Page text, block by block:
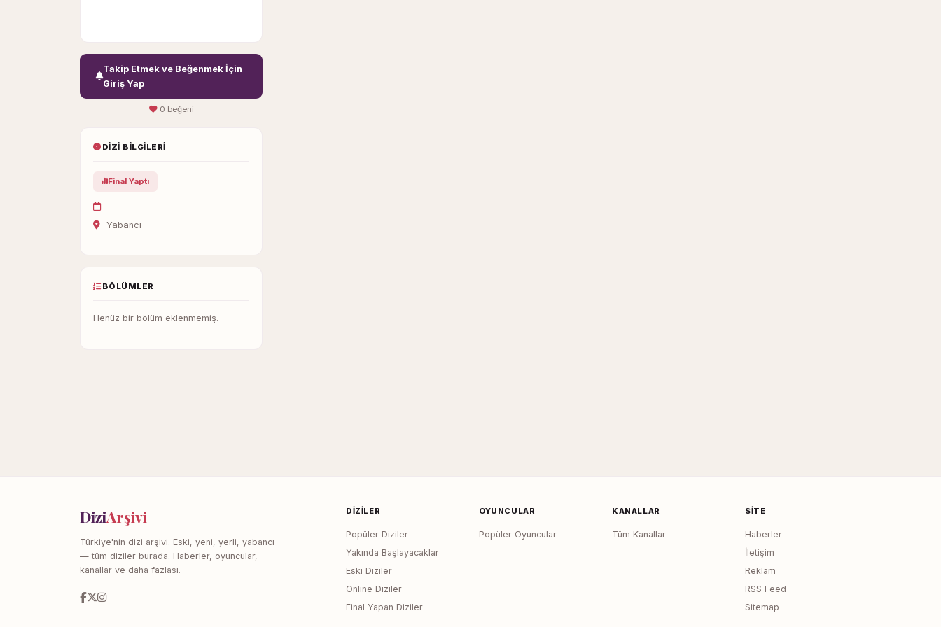
Takip Etmek ve Beğenmek İçin
Giriş Yap
0 beğeni
DIZI BILGILERI
Final Yaptı
Yabancı
BÖLÜMLER
Henüz bir bölüm eklenmemiş.
DiziArşivi
Türkiye'nin dizi arşivi. Eski, yeni, yerli, yabancı
— tüm diziler burada. Haberler, oyuncular,
kanallar ve daha fazlası.
DIZILER
Popüler Diziler
Yakında Başlayacaklar
Eski Diziler
Online Diziler
Final Yapan Diziler
OYUNCULAR
Popüler Oyuncular
KANALLAR
Tüm Kanallar
SITE
Haberler
İletişim
Reklam
RSS Feed
Sitemap